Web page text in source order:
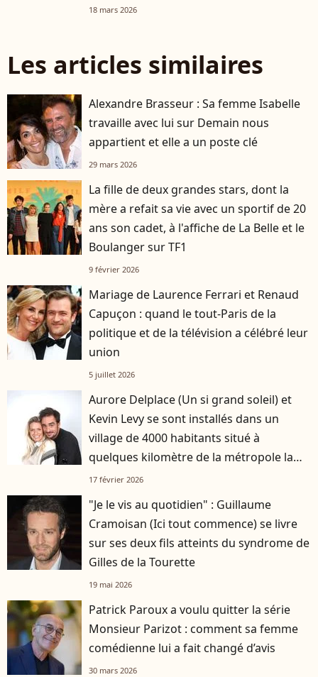
18 mars 2026
Les articles similaires
Alexandre Brasseur : Sa femme Isabelle
travaille avec lui sur Demain nous
appartient et elle a un poste clé
29 mars 2026
La fille de deux grandes stars, dont la
mère a refait sa vie avec un sportif de 20
ans son cadet, à l'affiche de La Belle et le
Boulanger sur TF1
9 février 2026
Mariage de Laurence Ferrari et Renaud
Capuçon : quand le tout-Paris de la
politique et de la télévision a célébré leur
union
5 juillet 2026
Aurore Delplace (Un si grand soleil) et
Kevin Levy se sont installés dans un
village de 4000 habitants situé à
quelques kilomètre de la métropole la
plus attractive de France
17 février 2026
"Je le vis au quotidien" : Guillaume
Cramoisan (Ici tout commence) se livre
sur ses deux fils atteints du syndrome de
Gilles de la Tourette
19 mai 2026
Patrick Paroux a voulu quitter la série
Monsieur Parizot : comment sa femme
comédienne lui a fait changé d’avis
30 mars 2026